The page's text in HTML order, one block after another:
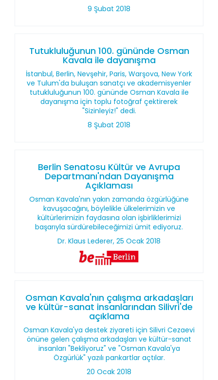
9 Şubat 2018
Tutukluluğunun 100. gününde Osman
Kavala ile dayanışma
İstanbul, Berlin, Nevşehir, Paris, Warşova, New York
ve Tulum'da buluşan sanatçı ve akademisyenler
tutukluluğunun 100. gününde Osman Kavala ile
dayanışma için toplu fotoğraf çektirerek
"Sizinleyiz!" dedi.
8 Şubat 2018
Berlin Senatosu Kültür ve Avrupa
Departmanı'ndan Dayanışma
Açıklaması
Osman Kavala'nın yakın zamanda özgürlüğüne
kavuşacağını, böylelikle ülkelerimizin ve
kültürlerimizin faydasına olan işbirliklerimizi
başarıyla sürdürebileceğimizi ümit ediyoruz.
Dr. Klaus Lederer, 25 Ocak 2018
Osman Kavala'nın çalışma arkadaşları
ve kültür-sanat insanlarından Silivri'de
açıklama
Osman Kavala'ya destek ziyareti için Silivri Cezaevi
önüne gelen çalışma arkadaşları ve kültür-sanat
insanları "Bekliyoruz" ve "Osman Kavala'ya
Özgürlük" yazılı pankartlar açtılar.
20 Ocak 2018